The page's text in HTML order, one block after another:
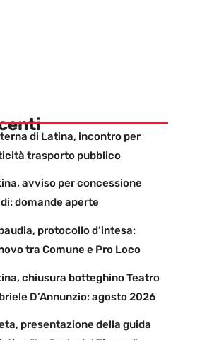
di Latina, incontro per
trasporto pubblico
avviso per concessione
domande aperte
protocollo d’intesa:
tra Comune e Pro Loco
chiusura botteghino Teatro
D’Annunzio: agosto 2026
presentazione della guida